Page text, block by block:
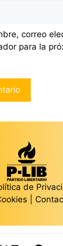
correo
para la
de